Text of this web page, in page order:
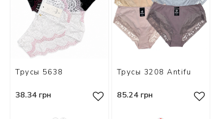
Трусы 5638
38.34 грн
Трусы 3208 Antifu
85.24 грн